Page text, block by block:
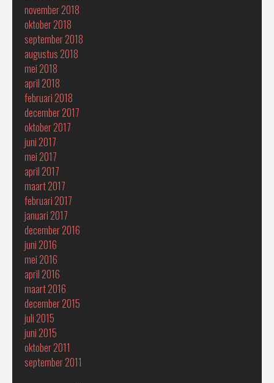
november 2018
oktober 2018
september 2018
augustus 2018
mei 2018
april 2018
februari 2018
december 2017
oktober 2017
juni 2017
mei 2017
april 2017
maart 2017
februari 2017
januari 2017
december 2016
juni 2016
mei 2016
april 2016
maart 2016
december 2015
juli 2015
juni 2015
oktober 2011
september 2011